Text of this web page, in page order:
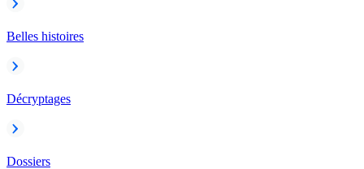
Belles histoires
Décryptages
Dossiers